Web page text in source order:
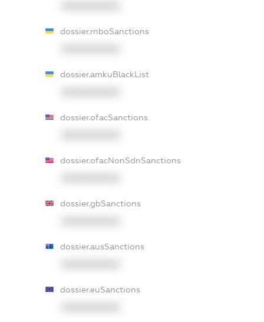
dossier.rnboSanctions
dossier.amkuBlackList
dossier.ofacSanctions
dossier.ofacNonSdnSanctions
dossier.gbSanctions
dossier.ausSanctions
dossier.euSanctions